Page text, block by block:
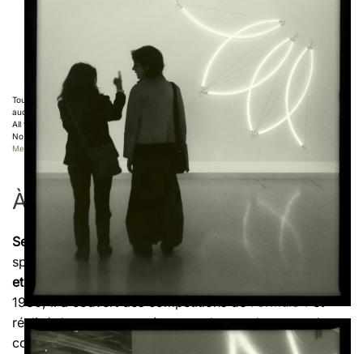
Toutes les photos de ce site sont protégées par copyright © Sebastien Desnoulez
aucune utilisation n'est autorisée sans accord écrit de l'auteur
All the photos displayed on this website are copyright protected ©
Sebastien Desnoulez
No use allowed without written authorization.
Mentions légales
À PROPOS DE L’AUTEUR
Sebastien Desnoulez
est photographe professionnel
spécialisé en
photographie d’
et de
1980, il a couvert des compétitions deFormule 1et
réalisé des reportages à travers le monde, avant de se
consacrer à unephotographie d’art exigeante, mêlant